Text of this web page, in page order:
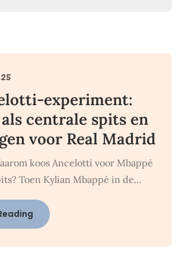
experiment:
centrale spits en
voor Real Madrid
koos Ancelotti voor Mbappé
Toen Kylian Mbappé in de…